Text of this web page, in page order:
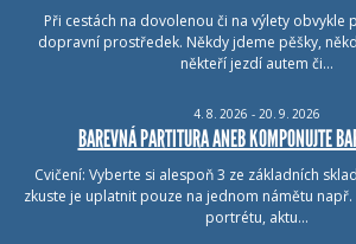
Při cestách na dovolenou či na výlety obvykle
dopravní prostředek. Někdy jdeme pěšky,
někteří jezdí autem či…
4. 8. 2026 - 20. 9. 2026
BAREVNÁ PARTITURA ANEB KOMPONUJTE
Cvičení: Vyberte si alespoň 3 ze základních
zkuste je uplatnit pouze na jednom námětu
portrétu, aktu…